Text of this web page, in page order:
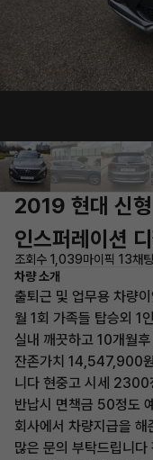
2019 현대 신형
인스퍼레이션
조회수 1,039마이픽 13채
차량 소개
출퇴근 및 업무용 차량
월 1회 가족들 탑승외 1
실내 깨끗하고 10개월
잔존가치 14,547,900
니다 현중고 시세 2300
반납시 면책금 50정도
회사에서 차량지급을
많은 문의 부탁드립니